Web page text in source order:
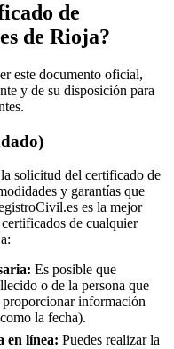
de
de Rioja?
este documento oficial,
y de su disposición para
solicitud del certificado de
y garantías que
es la mejor
de cualquier
:
Es posible que
o de la persona que
información
la fecha).
en línea: Puedes realizar la